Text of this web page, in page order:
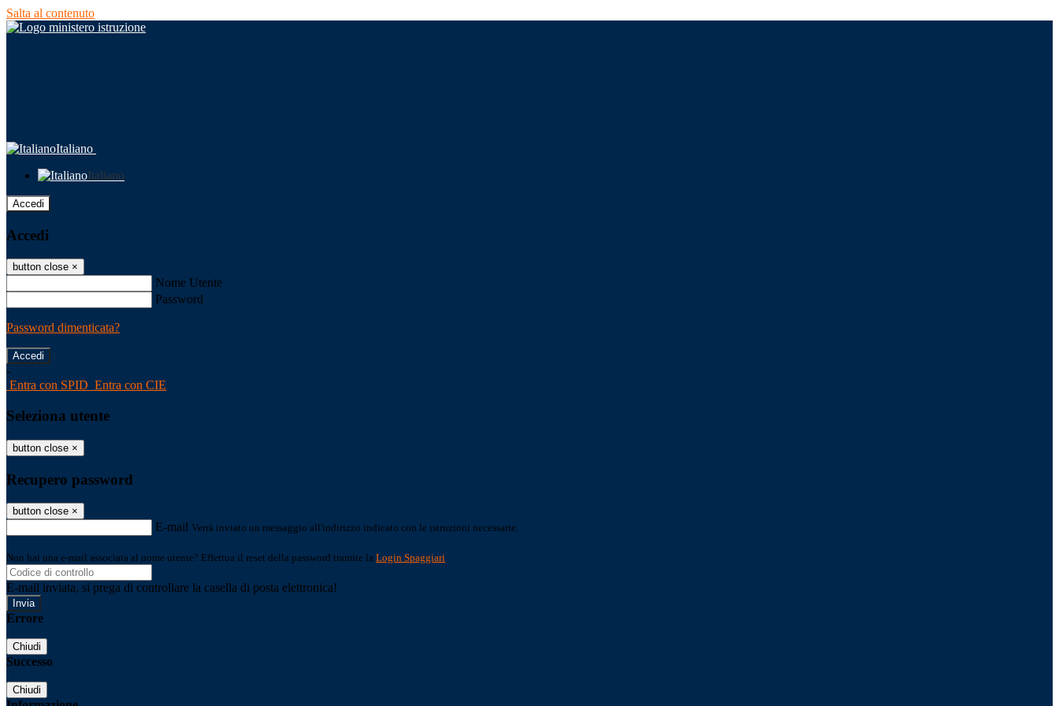
Salta al contenuto
Italiano
Italiano
Accedi
Accedi
button close ×
Nome Utente
Password
Password dimenticata?
-
Entra con SPID Entra con CIE
Seleziona utente
button close ×
Recupero password
button close ×
E-mail Verrà inviato un messaggio all'indirizzo indicato con le istruzioni necessarie.
Non hai una e-mail associata al nome utente? Effettua il reset della password tramite la Login Spaggiari
E-mail inviata, si prega di controllare la casella di posta elettronica!
Errore
Chiudi
Successo
Chiudi